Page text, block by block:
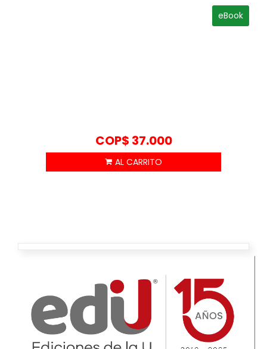
eBook
COP$ 37.000